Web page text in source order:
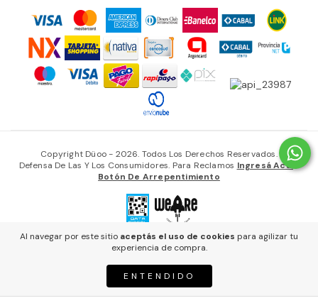
Al navegar por este sitio aceptás el uso de cookies para agilizar tu
experiencia de compra.
ENTENDIDO
Copyright Düoo - 2026. Todos Los Derechos Reservados.
Defensa De Las Y Los Consumidores. Para Reclamos Ingresá Acá.
Botón De Arrepentimiento